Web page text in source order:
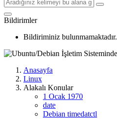
Bildirimler
Bildiriminiz bulunmamaktadır.
Anasayfa
Linux
Alakalı Konular
1 Ocak 1970
date
Debian timedatctl